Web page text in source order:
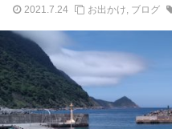
2021.7.24 お出かけ, ブログ